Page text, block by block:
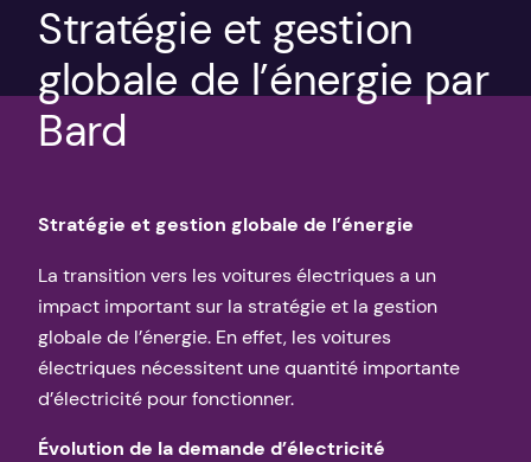
Stratégie et gestion
globale de l’énergie par
Bard
Stratégie et gestion globale de l’énergie
La transition vers les voitures électriques a un
impact important sur la stratégie et la gestion
globale de l’énergie. En effet, les voitures
électriques nécessitent une quantité importante
d’électricité pour fonctionner.
Évolution de la demande d’électricité